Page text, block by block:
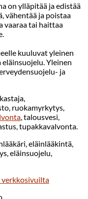
on ylläpitää ja edistää
vähentää ja poistaa
vaaraa tai haittaa
kuuluvat yleinen
Yleinen
ja
ruokamyrkytys,
, talousvesi,
tupakkavalvonta.
eläinlääkintä,
eläinsuojelu,
verkkosivuilta